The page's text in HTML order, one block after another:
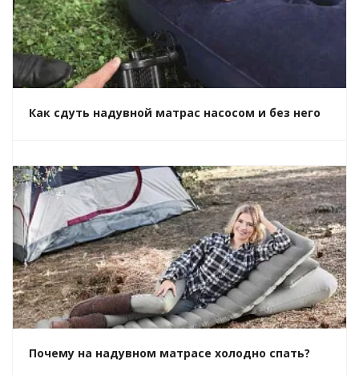
Как сдуть надувной матрас насосом и без него
Почему на надувном матрасе холодно спать?